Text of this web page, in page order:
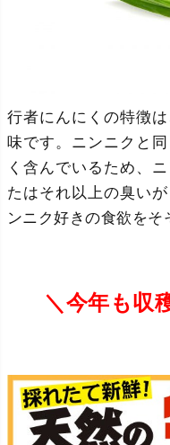
行者にんにくの特徴
味です。ニンニクと
く含んでいるため、
たはそれ以上の臭い
ンニク好きの食欲をそ
＼今年も収